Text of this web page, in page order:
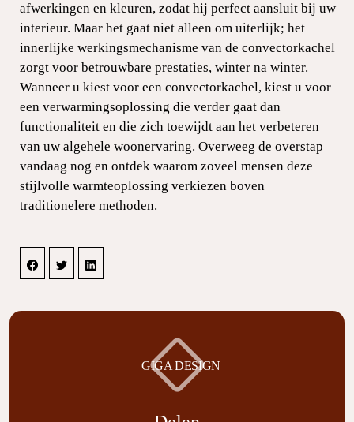
afwerkingen en kleuren, zodat hij perfect aansluit bij uw
interieur. Maar het gaat niet alleen om uiterlijk; het
innerlijke werkingsmechanisme van de convectorkachel
zorgt voor betrouwbare prestaties, winter na winter.
Wanneer u kiest voor een convectorkachel, kiest u voor
een verwarmingsoplossing die verder gaat dan
functionaliteit en die zich toewijdt aan het verbeteren
van uw algehele woonervaring. Overweeg de overstap
vandaag nog en ontdek waarom zoveel mensen deze
stijlvolle warmteoplossing verkiezen boven
traditionelere methoden.
GIGA DESIGN